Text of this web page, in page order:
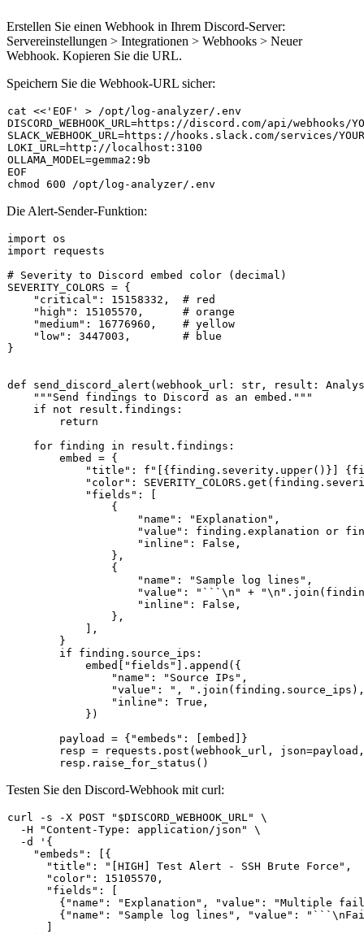
Erstellen Sie einen Webhook in Ihrem Discord-Server:
Servereinstellungen > Integrationen > Webhooks > Neuer
Webhook. Kopieren Sie die URL.
Speichern Sie die Webhook-URL sicher:
cat << 'EOF'
> /opt/log-analyzer/.env
DISCORD_WEBHOOK_URL=https://discord.com/api/webhooks/
SLACK_WEBHOOK_URL=https://hooks.slack.com/services/YOUR/
LOKI_URL=http://localhost:3100
OLLAMA_MODEL=gemma2:9b
chmod
Die Alert-Sender-Funktion:
import
import requests
# Severity to Discord embed color (decimal)
SEVERITY_COLORS = {
"critical" : 15158332 , # red
"high" : 15105570 , # orange
"medium" : 16776960 , # yellow
"low" : 3447003 , # blue
}
def send_discord_alert ( webhook_url: str , result:
"""Send findings to Discord as an embed."""
if
not result.findings:
return
for finding in result.findings:
        embed = {
"title" : f"[ {finding.severity.upper()}
"color" :
"fields" : [
                {
"name" : "Explanation" ,
"value" : finding.explanation or
"inline" : False ,
                },
                {
"name" : "Sample log lines" ,
"value" : "```\n" + "\n"
"inline" : False ,
                },
            ],
        }
if finding.source_ips:
            embed[
"fields"
].append({
"name" : "Source IPs" ,
"value" : ", " .join(finding.source_ips),
"inline" : True ,
            })
        payload = {
"embeds" : [embed]}
resp = requests.post(webhook_url,
Testen Sie den Discord-Webhook mit curl:
curl -s -X POST " $DISCORD_WEBHOOK_URL"
\
  -H
"Content-Type: application/json"
\
  -d
'{
    "embeds": [{
      "title": "[HIGH] Test Alert - SSH Brute Force",
      "color": 15105570,
      "fields": [
{"name": "Explanation", "value": "Multiple
{"name": "Sample log lines", "value":